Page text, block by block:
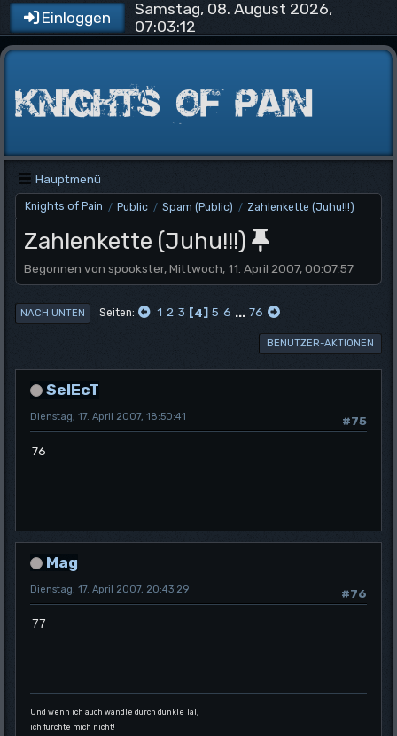
Einloggen
Samstag, 08. August 2026,
07:03:12
Hauptmenü
Knights of Pain / Public / Spam (Public) / Zahlenkette (Juhu!!!)
Zahlenkette (Juhu!!!)
Begonnen von spookster, Mittwoch, 11. April 2007, 00:07:57
NACH UNTEN Seiten 1 2 3 4 5 6 ... 76
BENUTZER-AKTIONEN
SelEcT
#75
Dienstag, 17. April 2007, 18:50:41
76
Mag
#76
Dienstag, 17. April 2007, 20:43:29
77
Und wenn ich auch wandle durch dunkle Tal,
ich fürchte mich nicht!